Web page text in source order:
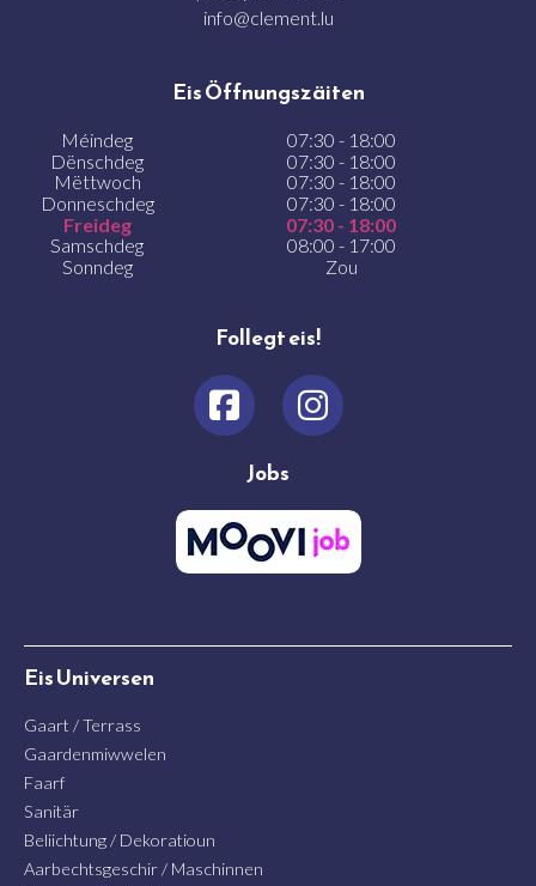
info@clement.lu
Eis Öffnungszäiten
Méindeg
07:30 - 18:00
Dënschdeg
07:30 - 18:00
Mëttwoch
07:30 - 18:00
Donneschdeg
07:30 - 18:00
Freideg
07:30 - 18:00
Samschdeg
08:00 - 17:00
Sonndeg
Zou
Follegt eis!
Jobs
Eis Universen
Gaart / Terrass
Gaardenmiwwelen
Faarf
Sanitär
Beliichtung / Dekoratioun
Aarbechtsgeschir / Maschinnen